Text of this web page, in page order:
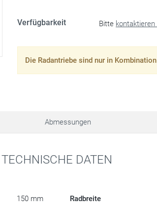
Verfügbarkeit Bitte kontaktieren
Die Radantriebe sind nur in
Abmessungen
TECHNISCHE DATEN
150 mm Radbreite